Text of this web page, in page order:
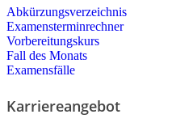
Abkürzungsverzeichnis
Examensterminrechner
Vorbereitungskurs
Fall des Monats
Examensfälle
Karriereangebot